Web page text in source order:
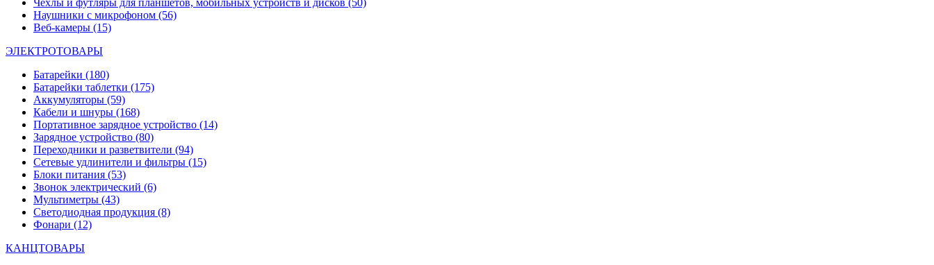
Чехлы и футляры для планшетов, мобильных устройств и дисков (50)
Наушники с микрофоном (56)
Веб-камеры (15)
ЭЛЕКТРОТОВАРЫ
Батарейки (180)
Батарейки таблетки (175)
Аккумуляторы (59)
Кабели и шнуры (168)
Портативное зарядное устройство (14)
Зарядное устройство (80)
Переходники и разветвители (94)
Сетевые удлинители и фильтры (15)
Блоки питания (53)
Звонок электрический (6)
Мультиметры (43)
Светодиодная продукция (8)
Фонари (12)
КАНЦТОВАРЫ